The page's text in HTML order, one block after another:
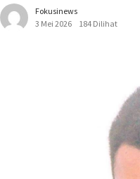
Fokusinews
3 Mei 2026
184 Dilihat